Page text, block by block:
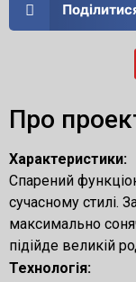
Про
Характеристики:
Спарений
сучасному стилі.
максимально
підійде великій
Технологія: